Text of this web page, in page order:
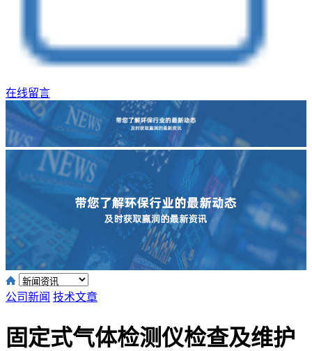
在线留言
公司新闻 技术文章
固定式气体检测仪检查及维护